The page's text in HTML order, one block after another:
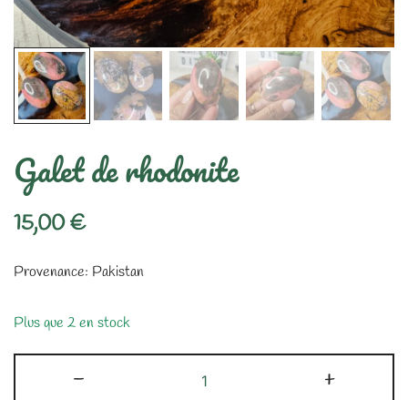
Galet de rhodonite
15,00€
Provenance: Pakistan
Plus que 2 en stock
-
de
+